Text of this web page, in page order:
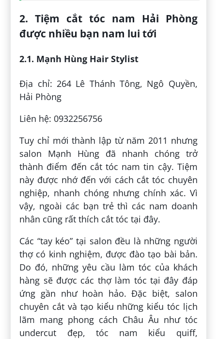
2. Tiệm cắt tóc nam Hải Phòng
được nhiều bạn nam lui tới
2.1. Mạnh Hùng Hair Stylist
Địa chỉ: 264 Lê Thánh Tông, Ngô Quyền,
Hải Phòng
Liên hệ: 0932256756
Tuy chỉ mới thành lập từ năm 2011 nhưng
salon Mạnh Hùng đã nhanh chóng trở
thành điểm đến cắt tóc nam tin cậy. Tiệm
này được nhớ đến với cách cắt tóc chuyên
nghiệp, nhanh chóng nhưng chính xác. Vì
vậy, ngoài các bạn trẻ thì các nam doanh
nhân cũng rất thích cắt tóc tại đây.
Các “tay kéo” tại salon đều là những người
thợ có kinh nghiệm, được đào tạo bài bản.
Do đó, những yêu cầu làm tóc của khách
hàng sẽ được các thợ làm tóc tại đây đáp
ứng gần như hoàn hảo. Đặc biệt, salon
chuyên cắt và tạo kiểu những kiểu tóc lịch
lãm mang phong cách Châu Âu như tóc
undercut đẹp, tóc nam kiểu quiff,